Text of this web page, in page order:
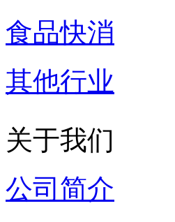
食品快消
其他行业
关于我们
公司简介